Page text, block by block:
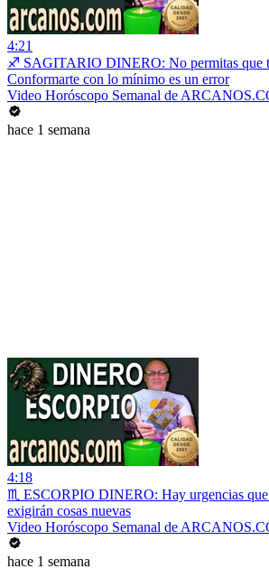
4:21
♐ SAGITARIO DINERO: No permitas que
Conformarte con lo mínimo es un error
Video Horóscopo Semanal de
hace 1 semana
4:18
♏ ESCORPIO DINERO: Hay urgencias que
exigirán cosas nuevas
Video Horóscopo Semanal de
hace 1 semana